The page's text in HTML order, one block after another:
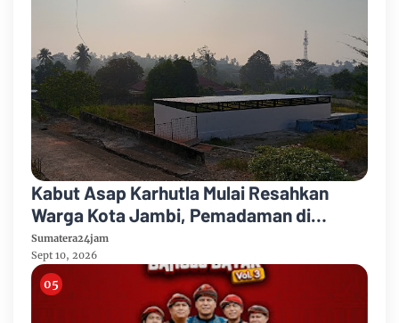
Kabut Asap Karhutla Mulai Resahkan
Warga Kota Jambi, Pemadaman di
Sungai Gelam Terus Dikebut
Sumatera24jam
Sept 10, 2026